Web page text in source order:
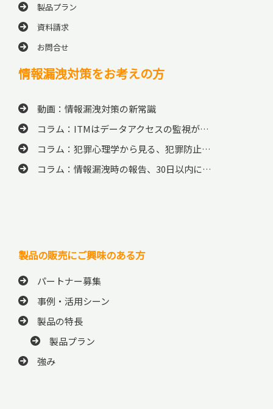
製品プラン
資料請求
お問合せ
情報漏洩対策をお考えの方
動画：情報漏洩対策の新常識
コラム：ITMはデータアクセスの監視が…
コラム：犯罪心理学から見る、犯罪防止…
コラム：情報漏洩時の報告、30日以内に…
製品の販売にご興味のある方
パートナー募集
事例・活用シーン
製品の特長
製品プラン
強み